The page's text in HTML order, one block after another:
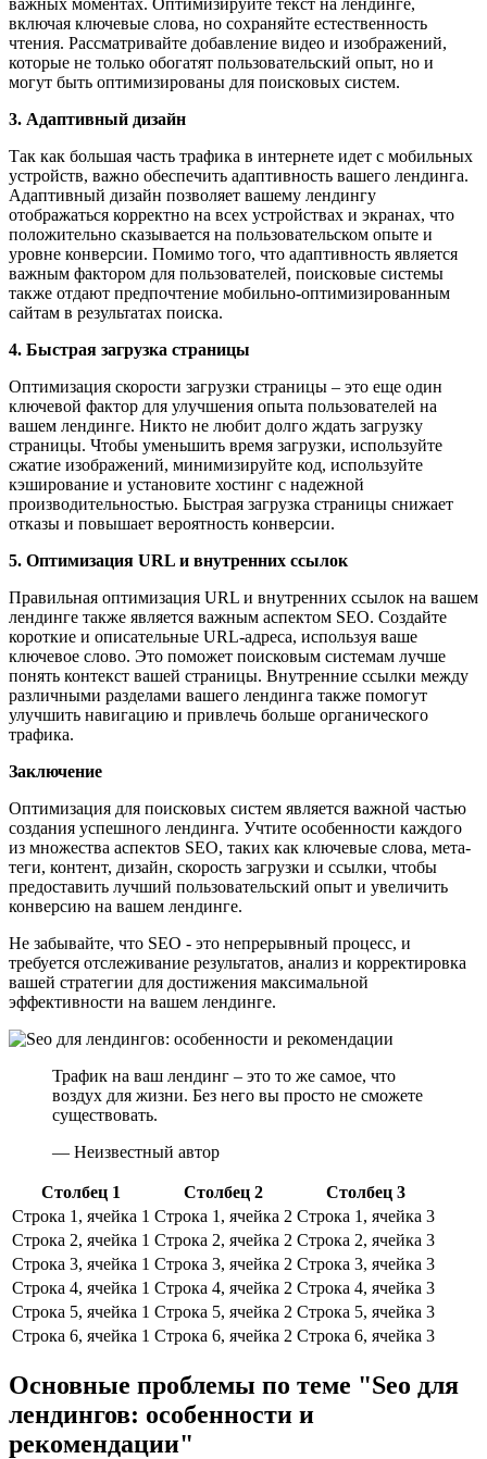
включая ключевые слова, но сохраняйте естественность
чтения. Рассматривайте добавление видео и изображений,
которые не только обогатят пользовательский опыт, но и
могут быть оптимизированы для поисковых систем.
3. Адаптивный дизайн
Так как большая часть трафика в интернете идет с мобильных
устройств, важно обеспечить адаптивность вашего лендинга.
Адаптивный дизайн позволяет вашему лендингу
отображаться корректно на всех устройствах и экранах, что
положительно сказывается на пользовательском опыте и
уровне конверсии. Помимо того, что адаптивность является
важным фактором для пользователей, поисковые системы
также отдают предпочтение мобильно-оптимизированным
сайтам в результатах поиска.
4. Быстрая загрузка страницы
Оптимизация скорости загрузки страницы – это еще один
ключевой фактор для улучшения опыта пользователей на
вашем лендинге. Никто не любит долго ждать загрузку
страницы. Чтобы уменьшить время загрузки, используйте
сжатие изображений, минимизируйте код, используйте
кэширование и установите хостинг с надежной
производительностью. Быстрая загрузка страницы снижает
отказы и повышает вероятность конверсии.
5. Оптимизация URL и внутренних ссылок
Правильная оптимизация URL и внутренних ссылок на вашем
лендинге также является важным аспектом SEO. Создайте
короткие и описательные URL-адреса, используя ваше
ключевое слово. Это поможет поисковым системам лучше
понять контекст вашей страницы. Внутренние ссылки между
различными разделами вашего лендинга также помогут
улучшить навигацию и привлечь больше органического
трафика.
Заключение
Оптимизация для поисковых систем является важной частью
создания успешного лендинга. Учтите особенности каждого
из множества аспектов SEO, таких как ключевые слова, мета-
теги, контент, дизайн, скорость загрузки и ссылки, чтобы
предоставить лучший пользовательский опыт и увеличить
конверсию на вашем лендинге.
Не забывайте, что SEO - это непрерывный процесс, и
требуется отслеживание результатов, анализ и корректировка
вашей стратегии для достижения максимальной
эффективности на вашем лендинге.
Трафик на ваш лендинг – это то же самое, что
воздух для жизни. Без него вы просто не сможете
существовать.
— Неизвестный автор
Столбец 1 Столбец 2
Столбец 3
Строка 1, ячейка 1 Строка 1, ячейка 2 Строка 1, ячейка 3
Строка 2, ячейка 1 Строка 2, ячейка 2 Строка 2, ячейка 3
Строка 3, ячейка 1 Строка 3, ячейка 2 Строка 3, ячейка 3
Строка 4, ячейка 1 Строка 4, ячейка 2 Строка 4, ячейка 3
Строка 5, ячейка 1 Строка 5, ячейка 2 Строка 5, ячейка 3
Строка 6, ячейка 1 Строка 6, ячейка 2 Строка 6, ячейка 3
Основные проблемы по теме "Seo для
лендингов: особенности и
рекомендации"